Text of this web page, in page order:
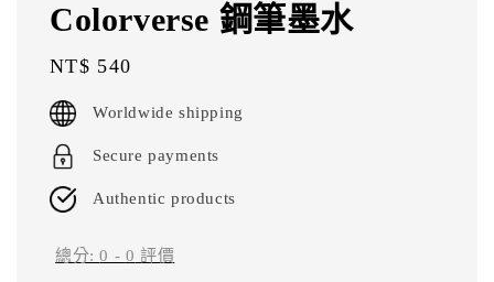
Colorverse 鋼筆墨水
Regular
price
NT$ 540
Worldwide shipping
Secure payments
Authentic products
總分:0 - 0 評價